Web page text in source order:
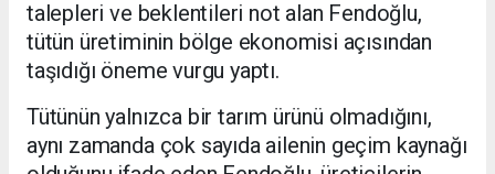
talepleri ve beklentileri not alan Fendoğlu,
tütün üretiminin bölge ekonomisi açısından
taşıdığı öneme vurgu yaptı.
Tütünün yalnızca bir tarım ürünü olmadığını,
aynı zamanda çok sayıda ailenin geçim kaynağı